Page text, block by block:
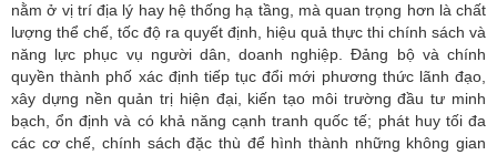
nằm ở vị trí địa lý hay hệ thống hạ tầng, mà quan trọng hơn là chất
lượng thể chế, tốc độ ra quyết định, hiệu quả thực thi chính sách và
năng lực phục vụ người dân, doanh nghiệp. Đảng bộ và chính
quyền thành phố xác định tiếp tục đổi mới phương thức lãnh đạo,
xây dựng nền quản trị hiện đại, kiến tạo môi trường đầu tư minh
bạch, ổn định và có khả năng cạnh tranh quốc tế; phát huy tối đa
các cơ chế, chính sách đặc thù để hình thành những không gian